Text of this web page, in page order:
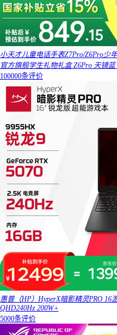
小天才儿童电话手表Z7Pro/Z6Pro少
官方旗舰学生礼物礼盒 Z6Pro 天镜蓝
100000条评价
惠普（HP）HyperX暗影精灵PRO 16
QHD240Hz 200W+
5000条评价